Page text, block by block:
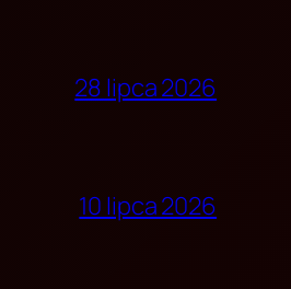
28 lipca 2026
10 lipca 2026